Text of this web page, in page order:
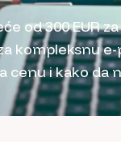
od 300 EUR
kompleksnu
cenu i kako da